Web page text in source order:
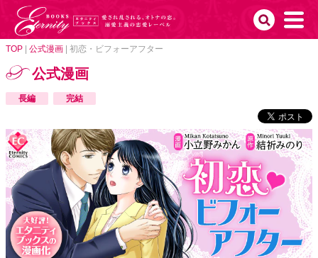
TOP 公式漫画 初恋・ビフォーアフター
公式漫画
長編 完結